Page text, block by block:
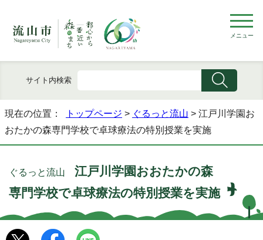
メニュー
サイト内検索
現在の位置： トップページ > ぐるっと流山 > 江戸川学園お
おたかの森専門学校で卓球療法の特別授業を実施
ぐるっと流山 江戸川学園おおたかの森
専門学校で卓球療法の特別授業を実施